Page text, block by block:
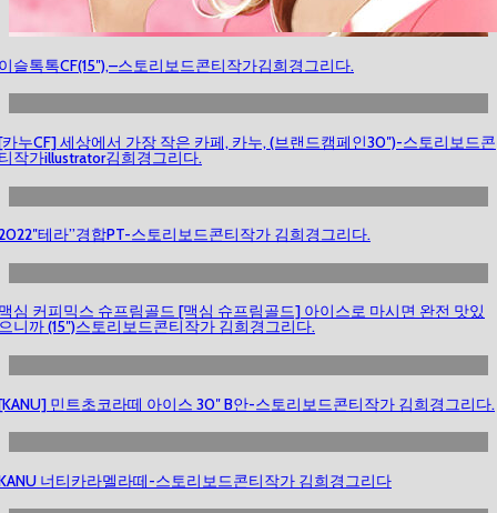
슬톡톡CF(15″),–스토리보드콘티작가김희경그리다.
누CF] 세상에서 가장 작은 카페, 카누, (브랜드캠페인30″)-스토리보드콘
작가illustrator김희경그리다.
테라”경합PT-스토리보드콘티작가 김희경그리다.
심 커피믹스 슈프림골드 [맥심 슈프림골드] 아이스로 마시면 완전 맛있
니까 (15″)스토리보드콘티작가 김희경그리다.
민트초코라떼 아이스 30″ B안-스토리보드콘티작가 김희경그리다.
너티카라멜라떼-스토리보드콘티작가 김희경그리다